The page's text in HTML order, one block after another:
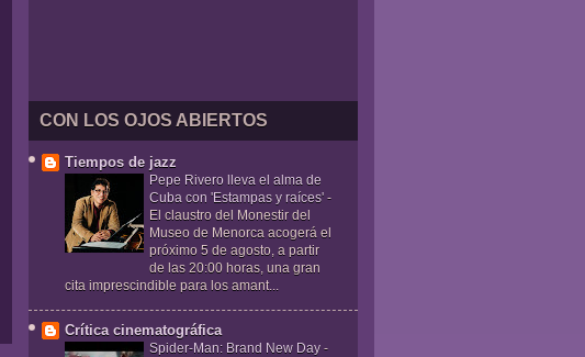
CON LOS OJOS ABIERTOS
Tiempos de jazz
Pepe Rivero lleva el alma de
Cuba con 'Estampas y raíces' -
El claustro del Monestir del
Museo de Menorca acogerá el
próximo 5 de agosto, a partir
de las 20:00 horas, una gran
cita imprescindible para los amant...
Crítica cinematográfica
Spider-Man: Brand New Day -